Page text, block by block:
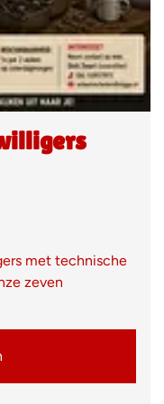
met technische
zeven